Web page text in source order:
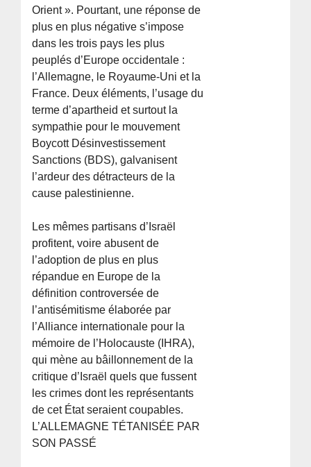
Orient ». Pourtant, une réponse de
plus en plus négative s’impose
dans les trois pays les plus
peuplés d’Europe occidentale :
l’Allemagne, le Royaume-Uni et la
France. Deux éléments, l’usage du
terme d’apartheid et surtout la
sympathie pour le mouvement
Boycott Désinvestissement
Sanctions (BDS), galvanisent
l’ardeur des détracteurs de la
cause palestinienne.
Les mêmes partisans d’Israël
profitent, voire abusent de
l’adoption de plus en plus
répandue en Europe de la
définition controversée de
l’antisémitisme élaborée par
l’Alliance internationale pour la
mémoire de l’Holocauste (IHRA),
qui mène au bâillonnement de la
critique d’Israël quels que fussent
les crimes dont les représentants
de cet État seraient coupables.
L’ALLEMAGNE TÉTANISÉE PAR
SON PASSÉ